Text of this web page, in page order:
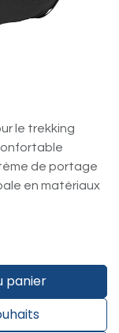
le trekking
de portage
en matériaux
panier